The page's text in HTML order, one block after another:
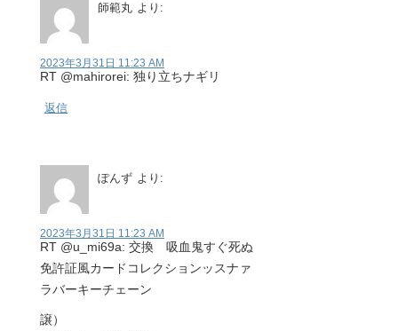
師範丸 より:
2023年3月31日 11:23 AM
RT @mahirorei: 独り立ちナギリ
返信
ぽんず より:
2023年3月31日 11:23 AM
RT @u_mi69a: 交換 吸血鬼すぐ死ぬ
免許証風カードコレクションッスナァ
ラバーキーチェーン
譲）